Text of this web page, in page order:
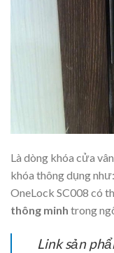
Là dòng khóa cửa
khóa thông dụng
OneLock SC008 có
thông minh trong
Link sản